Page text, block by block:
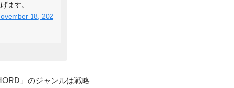
ます。
18, 202
」のジャンルは戦略